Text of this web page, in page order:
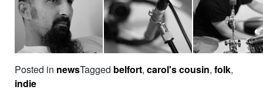
Posted in newsTagged belfort, carol's cousin, folk,
indie